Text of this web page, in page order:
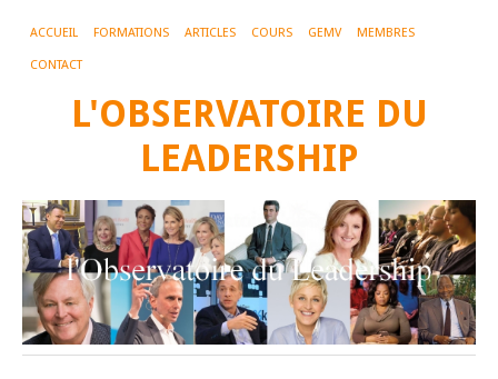
ACCUEIL FORMATIONS ARTICLES COURS GEMV MEMBRES
CONTACT
L'OBSERVATOIRE DU
LEADERSHIP